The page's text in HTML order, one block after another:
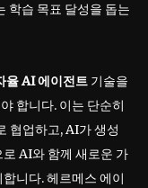
학습 목표 달성을 돕는
율 AI 에이전트 기술을
합니다. 이는 단순히
협업하고, AI가 생성
AI와 함께 새로운 가
니다. 헤르메스 에이